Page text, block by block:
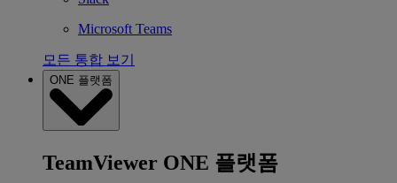
Microsoft Teams
모든 통합 보기
ONE 플랫폼
TeamViewer ONE 플랫폼